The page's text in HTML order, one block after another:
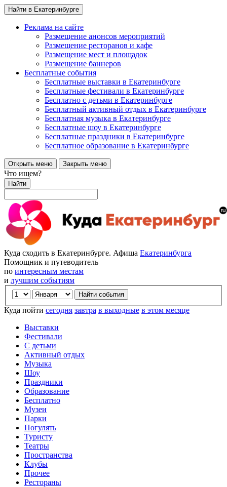
Найти в Екатеринбурге
Реклама на сайте
Размещение анонсов мероприятий
Размещение ресторанов и кафе
Размещение мест и площадок
Размещение баннеров
Бесплатные события
Бесплатные выставки в Екатеринбурге
Бесплатные фестивали в Екатеринбурге
Бесплатно с детьми в Екатеринбурге
Бесплатный активный отдых в Екатеринбурге
Бесплатная музыка в Екатеринбурге
Бесплатные шоу в Екатеринбурге
Бесплатные праздники в Екатеринбурге
Бесплатное образование в Екатеринбурге
Открыть меню Закрыть меню
Что ищем?
Найти
Куда сходить в Екатеринбурге. Афиша Екатеринбурга
Помощник и путеводитель
по интересным местам
и лучшим событиям
Куда пойти сегодня завтра в выходные в этом месяце
Выставки
Фестивали
С детьми
Активный отдых
Музыка
Шоу
Праздники
Образование
Бесплатно
Музеи
Парки
Погулять
Туристу
Театры
Пространства
Клубы
Прочее
Рестораны